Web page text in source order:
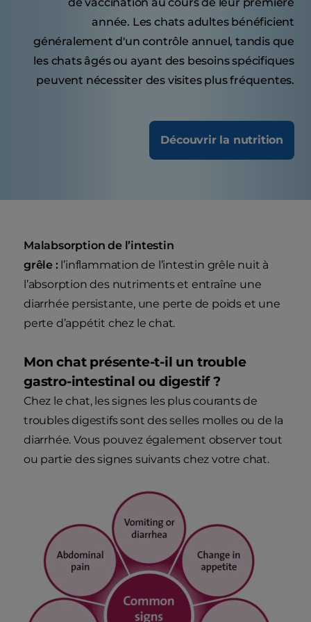
année. Les chats adultes bénéficient
généralement d'un contrôle annuel, tandis que
les chats âgés ou ayant des besoins spécifiques
peuvent nécessiter des visites plus fréquentes.
Découvrir la nutrition
Malabsorption de l’intestin
grêle :l’inflammation de l’intestin grêle nuit à
l’absorption des nutriments et entraîne une
diarrhée persistante, une perte de poids et une
perte d’appétit chez le chat.
Mon chat présente-t-il un trouble
gastro-intestinal ou digestif ?
Chez le chat, les signes les plus courants de
troubles digestifs sont des selles molles ou de la
diarrhée. Vous pouvez également observer tout
ou partie des signes suivants chez votre chat.